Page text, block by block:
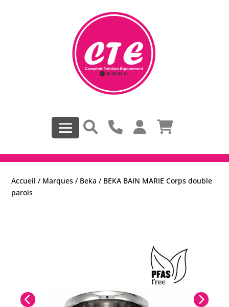
Accueil / Marques / Beka / BEKA BAIN MARIE Corps double
parois